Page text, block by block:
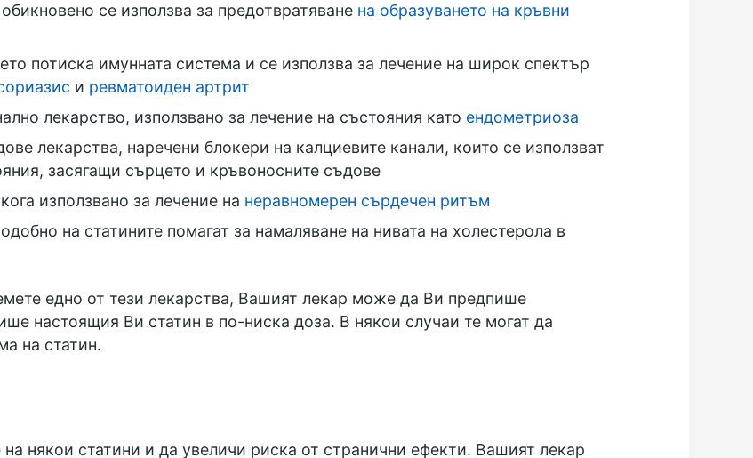
се използва за предотвратяване на образуването на кръвни
потиска имунната система и се използва за лечение на широк спектър
и ревматоиден артрит
лекарство, използвано за лечение на състояния като ендометриоза
лекарства, наречени блокери на калциевите канали, които се използват
засягащи сърцето и кръвоносните съдове
използвано за лечение на неравномерен сърдечен ритъм
на статините помагат за намаляване на нивата на холестерола в
едно от тези лекарства, Вашият лекар може да Ви предпише
настоящия Ви статин в по-ниска доза. В някои случаи те могат да
на статин.
някои статини и да увеличи риска от странични ефекти. Вашият лекар